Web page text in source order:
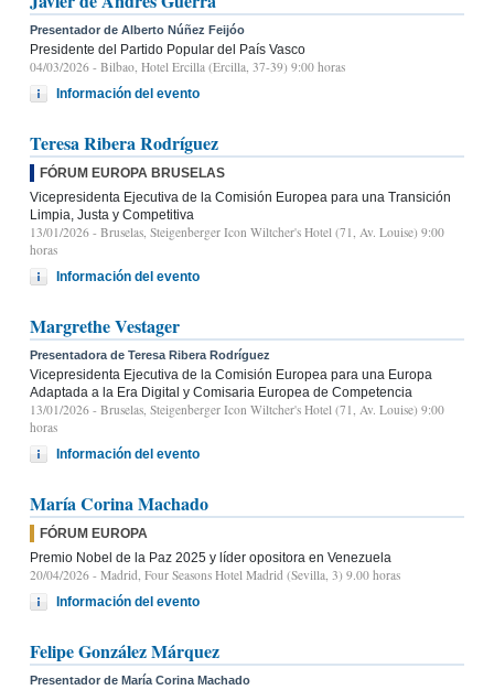
Presentador de Alberto Núñez Feijóo
Presidente del Partido Popular del País Vasco
04/03/2026 - Bilbao, Hotel Ercilla (Ercilla, 37-39) 9:00 horas
Información del evento
Teresa Ribera Rodríguez
FÓRUM EUROPA BRUSELAS
Vicepresidenta Ejecutiva de la Comisión Europea para una Transición
Limpia, Justa y Competitiva
13/01/2026 - Bruselas, Steigenberger Icon Wiltcher's Hotel (71, Av. Louise) 9:00
horas
Información del evento
Margrethe Vestager
Presentadora de Teresa Ribera Rodríguez
Vicepresidenta Ejecutiva de la Comisión Europea para una Europa
Adaptada a la Era Digital y Comisaria Europea de Competencia
13/01/2026 - Bruselas, Steigenberger Icon Wiltcher's Hotel (71, Av. Louise) 9:00
horas
Información del evento
María Corina Machado
FÓRUM EUROPA
Premio Nobel de la Paz 2025 y líder opositora en Venezuela
20/04/2026 - Madrid, Four Seasons Hotel Madrid (Sevilla, 3) 9.00 horas
Información del evento
Felipe González Márquez
Presentador de María Corina Machado